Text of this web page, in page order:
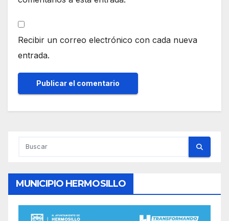
Recibir un correo electrónico con cada nueva
entrada.
MUNICIPIO HERMOSILLO